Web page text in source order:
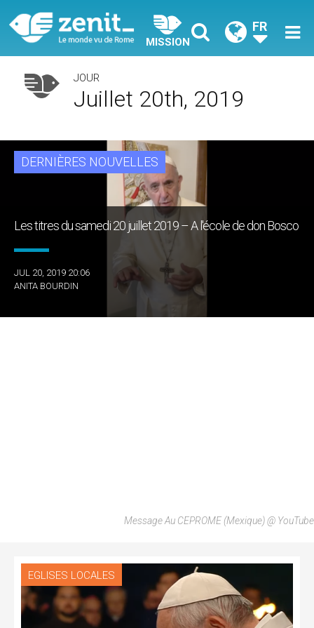
MISSION
FR
JOUR
Juillet 20th, 2019
DERNIÈRES NOUVELLES
Les titres du samedi 20 juillet 2019 – A l'école de don Bosco
JUL 20, 2019 20:06
ANITA BOURDIN
Message Au CEPROME (Mexique) @ YouTube
EGLISES LOCALES